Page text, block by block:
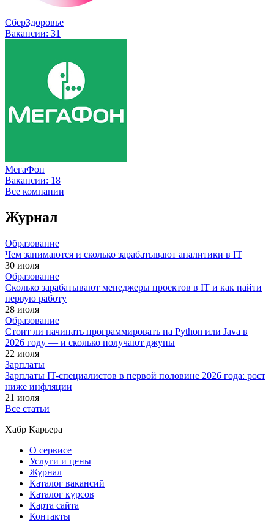
СберЗдоровье
Вакансии: 31
МегаФон
Вакансии: 18
Все компании
Журнал
Образование
Чем занимаются и сколько зарабатывают аналитики в IT
30 июля
Образование
Сколько зарабатывают менеджеры проектов в IT и как найти
первую работу
28 июля
Образование
Стоит ли начинать программировать на Python или Java в
2026 году — и сколько получают джуны
22 июля
Зарплаты
Зарплаты IT-специалистов в первой половине 2026 года: рост
ниже инфляции
21 июля
Все статьи
Хабр Карьера
О сервисе
Услуги и цены
Журнал
Каталог вакансий
Каталог курсов
Карта сайта
Контакты